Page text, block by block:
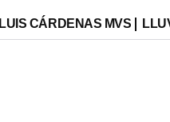
LUIS CÁRDENAS MVS